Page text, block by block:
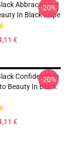
Abbracciare Il
In Black Felpe
€
-20%
Confidenza In
Beauty In Black
€
-20%